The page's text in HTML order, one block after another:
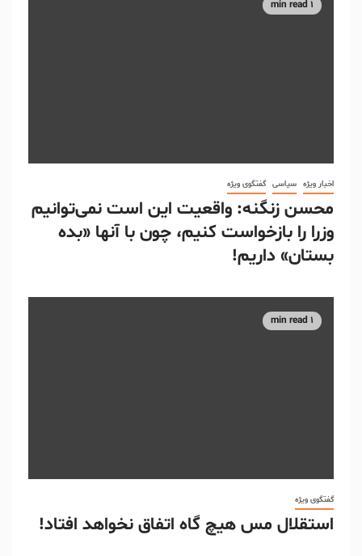
1 min read
اخبار ویژه سیاسی گفتگوی ویژه
محسن زنگنه: واقعیت این است نمی‌توانیم
وزرا را بازخواست کنیم، چون با آنها «بده
بستان» داریم!
1 min read
گفتگوی ویژه
استقلال مس هیچ گاه اتفاق نخواهد افتاد!